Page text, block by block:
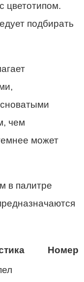
цветотипом.
подбирать
чем
может
в палитре
Номер